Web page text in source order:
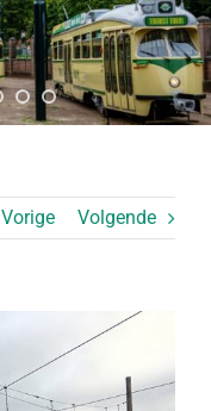
Vorige Volgende